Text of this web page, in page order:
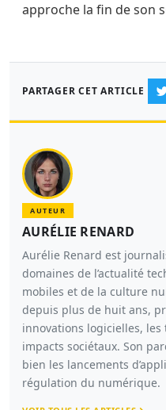
approche la fin de son
PARTAGER CET ARTICLE
AUTEUR
AURÉLIE RENARD
Aurélie Renard est
domaines de l’actualité
mobiles et de la culture
depuis plus de huit ans,
innovations logicielles,
impacts sociétaux. Son
bien les lancements
régulation du numérique.